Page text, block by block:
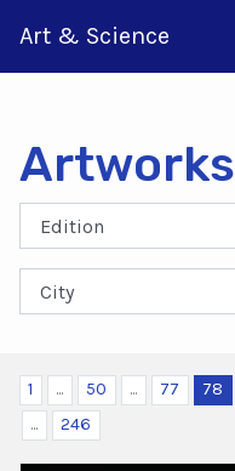
Art & Science
Greek
Artworks
1 ... 50 ... 77 78
...
246